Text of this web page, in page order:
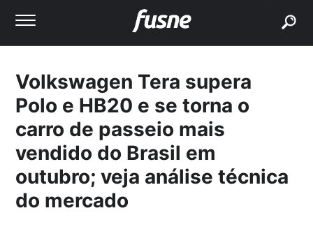
Volkswagen Tera supera
Polo e HB20 e se torna o
carro de passeio mais
vendido do Brasil em
outubro; veja análise técnica
do mercado